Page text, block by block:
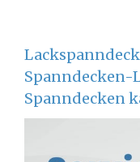
Spanndecken-
Spanndecken